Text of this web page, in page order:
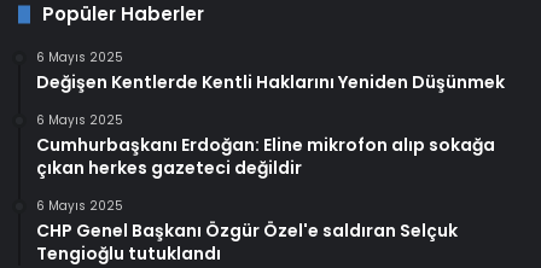
Popüler Haberler
6 Mayıs 2025
Değişen Kentlerde Kentli Haklarını Yeniden Düşünmek
6 Mayıs 2025
Cumhurbaşkanı Erdoğan: Eline mikrofon alıp sokağa
çıkan herkes gazeteci değildir
6 Mayıs 2025
CHP Genel Başkanı Özgür Özel'e saldıran Selçuk
Tengioğlu tutuklandı